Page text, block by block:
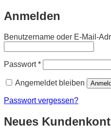
Anmelden
Benutzername oder E-Mail-
Passwort*Erforderlich
Angemeldet bleiben
Passwort vergessen?
Neues